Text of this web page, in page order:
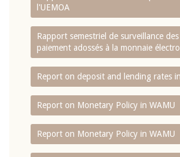
l'UEMOA
Rapport semestriel de surveillance
paiement adossés à la monnaie
Report on deposit and lending rates
Report on Monetary Policy in WAMU
Report on Monetary Policy in WAMU